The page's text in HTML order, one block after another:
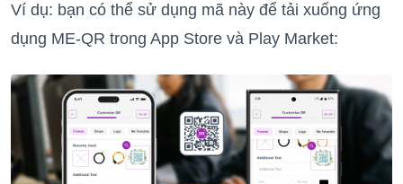
Ví dụ: bạn có thể sử dụng mã này để tải xuống ứng
dụng ME-QR trong App Store và Play Market: